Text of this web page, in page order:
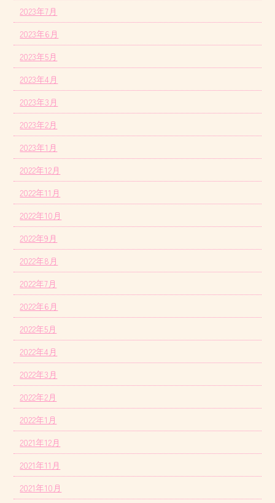
2023年7月
2023年6月
2023年5月
2023年4月
2023年3月
2023年2月
2023年1月
2022年12月
2022年11月
2022年10月
2022年9月
2022年8月
2022年7月
2022年6月
2022年5月
2022年4月
2022年3月
2022年2月
2022年1月
2021年12月
2021年11月
2021年10月